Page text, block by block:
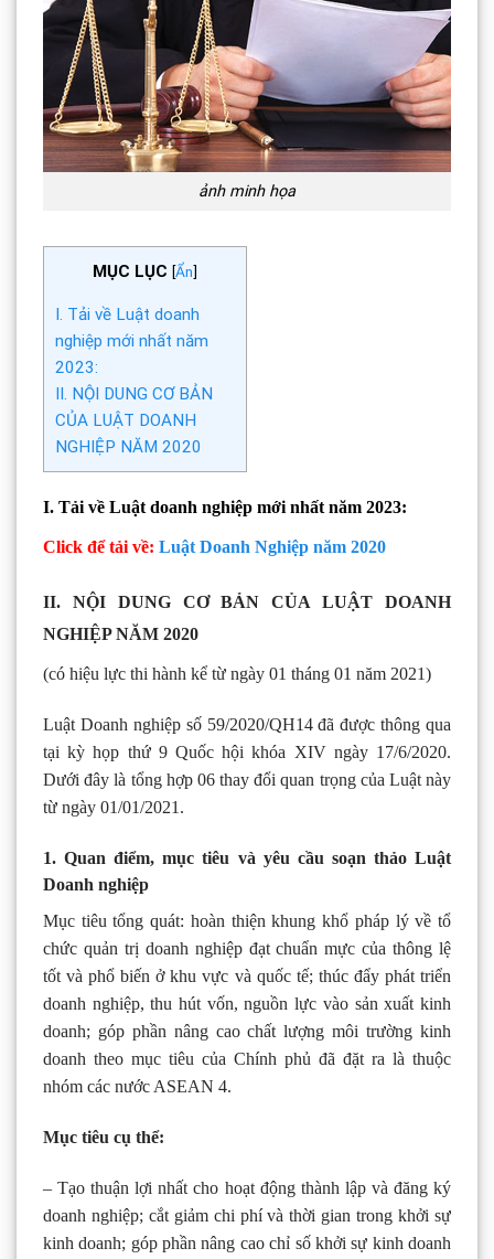
ảnh minh họa
MỤC LỤC [Ẩn]
I. Tải về Luật doanh
nghiệp mới nhất năm
2023:
II. NỘI DUNG CƠ BẢN
CỦA LUẬT DOANH
NGHIỆP NĂM 2020
I. Tải về Luật doanh nghiệp mới nhất năm 2023:
Click để tải về: Luật Doanh Nghiệp năm 2020
II. NỘI DUNG CƠ BẢN CỦA LUẬT DOANH
NGHIỆP NĂM 2020
(có hiệu lực thi hành kể từ ngày 01 tháng 01 năm 2021)
Luật Doanh nghiệp số 59/2020/QH14 đã được thông qua
tại kỳ họp thứ 9 Quốc hội khóa XIV ngày 17/6/2020.
Dưới đây là tổng hợp 06 thay đổi quan trọng của Luật này
từ ngày 01/01/2021.
1. Quan điểm, mục tiêu và yêu cầu soạn thảo Luật
Doanh nghiệp
Mục tiêu tổng quát: hoàn thiện khung khổ pháp lý về tổ
chức quản trị doanh nghiệp đạt chuẩn mực của thông lệ
tốt và phổ biến ở khu vực và quốc tế; thúc đẩy phát triển
doanh nghiệp, thu hút vốn, nguồn lực vào sản xuất kinh
doanh; góp phần nâng cao chất lượng môi trường kinh
doanh theo mục tiêu của Chính phủ đã đặt ra là thuộc
nhóm các nước ASEAN 4.
Mục tiêu cụ thể:
– Tạo thuận lợi nhất cho hoạt động thành lập và đăng ký
doanh nghiệp; cắt giảm chi phí và thời gian trong khởi sự
kinh doanh; góp phần nâng cao chỉ số khởi sự kinh doanh